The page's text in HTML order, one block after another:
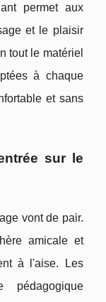
permet aux
et le plaisir
tout le matériel
à chaque
et sans
sur le
vont de pair.
amicale et
à l'aise. Les
pédagogique